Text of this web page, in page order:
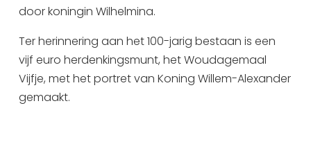
door koningin Wilhelmina.
Ter herinnering aan het 100-jarig bestaan is een
vijf euro herdenkingsmunt, het Woudagemaal
Vijfje, met het portret van Koning Willem-Alexander
gemaakt.